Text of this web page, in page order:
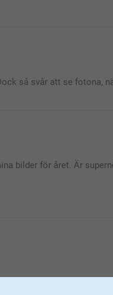
are satisfied with your
further into this, you are
så svår att se fotona,
bilder för året. Är
ditt fina omdöme. Det